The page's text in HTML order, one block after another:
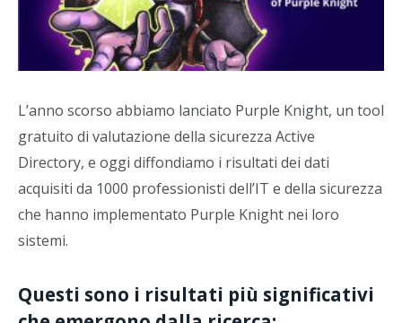
L’anno scorso abbiamo lanciato Purple Knight, un tool
gratuito di valutazione della sicurezza Active
Directory, e oggi diffondiamo i risultati dei dati
acquisiti da 1000 professionisti dell’IT e della sicurezza
che hanno implementato Purple Knight nei loro
sistemi.
Questi sono i risultati più significativi